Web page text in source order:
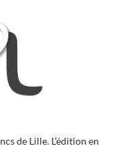
de Lille. L'édition en